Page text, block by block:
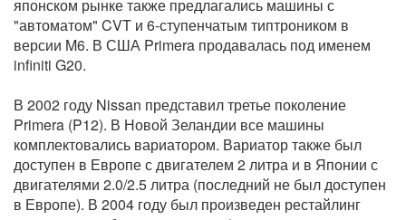
японском рынке также предлагались машины с
"автоматом" CVT и 6-ступенчатым типтроником в
версии M6. В США Primera продавалась под именем
infiniti G20.
В 2002 году Nissan представил третье поколение
Primera (P12). В Новой Зеландии все машины
комплектовались вариатором. Вариатор также был
доступен в Европе с двигателем 2 литра и в Японии с
двигателями 2.0/2.5 литра (последний не был доступен
в Европе). В 2004 году был произведен рестайлинг